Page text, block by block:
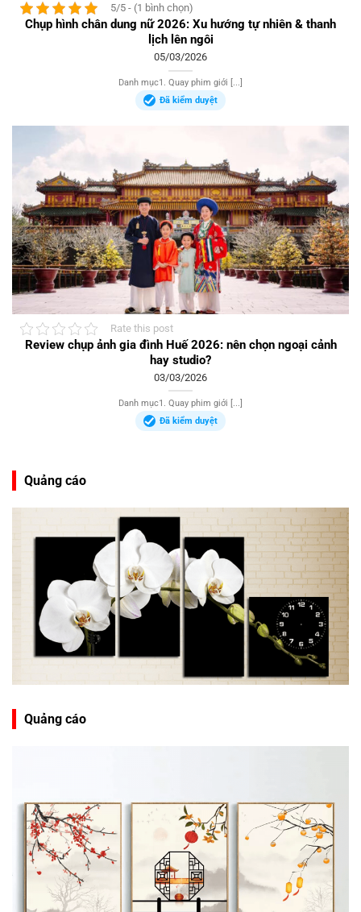
5/5 - (1 bình chọn)
Chụp hình chân dung nữ 2026: Xu hướng tự nhiên & thanh
lịch lên ngôi
05/03/2026
Danh mục1. Quay phim giới [...]
Đã kiểm duyệt
Rate this post
Review chụp ảnh gia đình Huế 2026: nên chọn ngoại cảnh
hay studio?
03/03/2026
Danh mục1. Quay phim giới [...]
Đã kiểm duyệt
Quảng cáo
Quảng cáo